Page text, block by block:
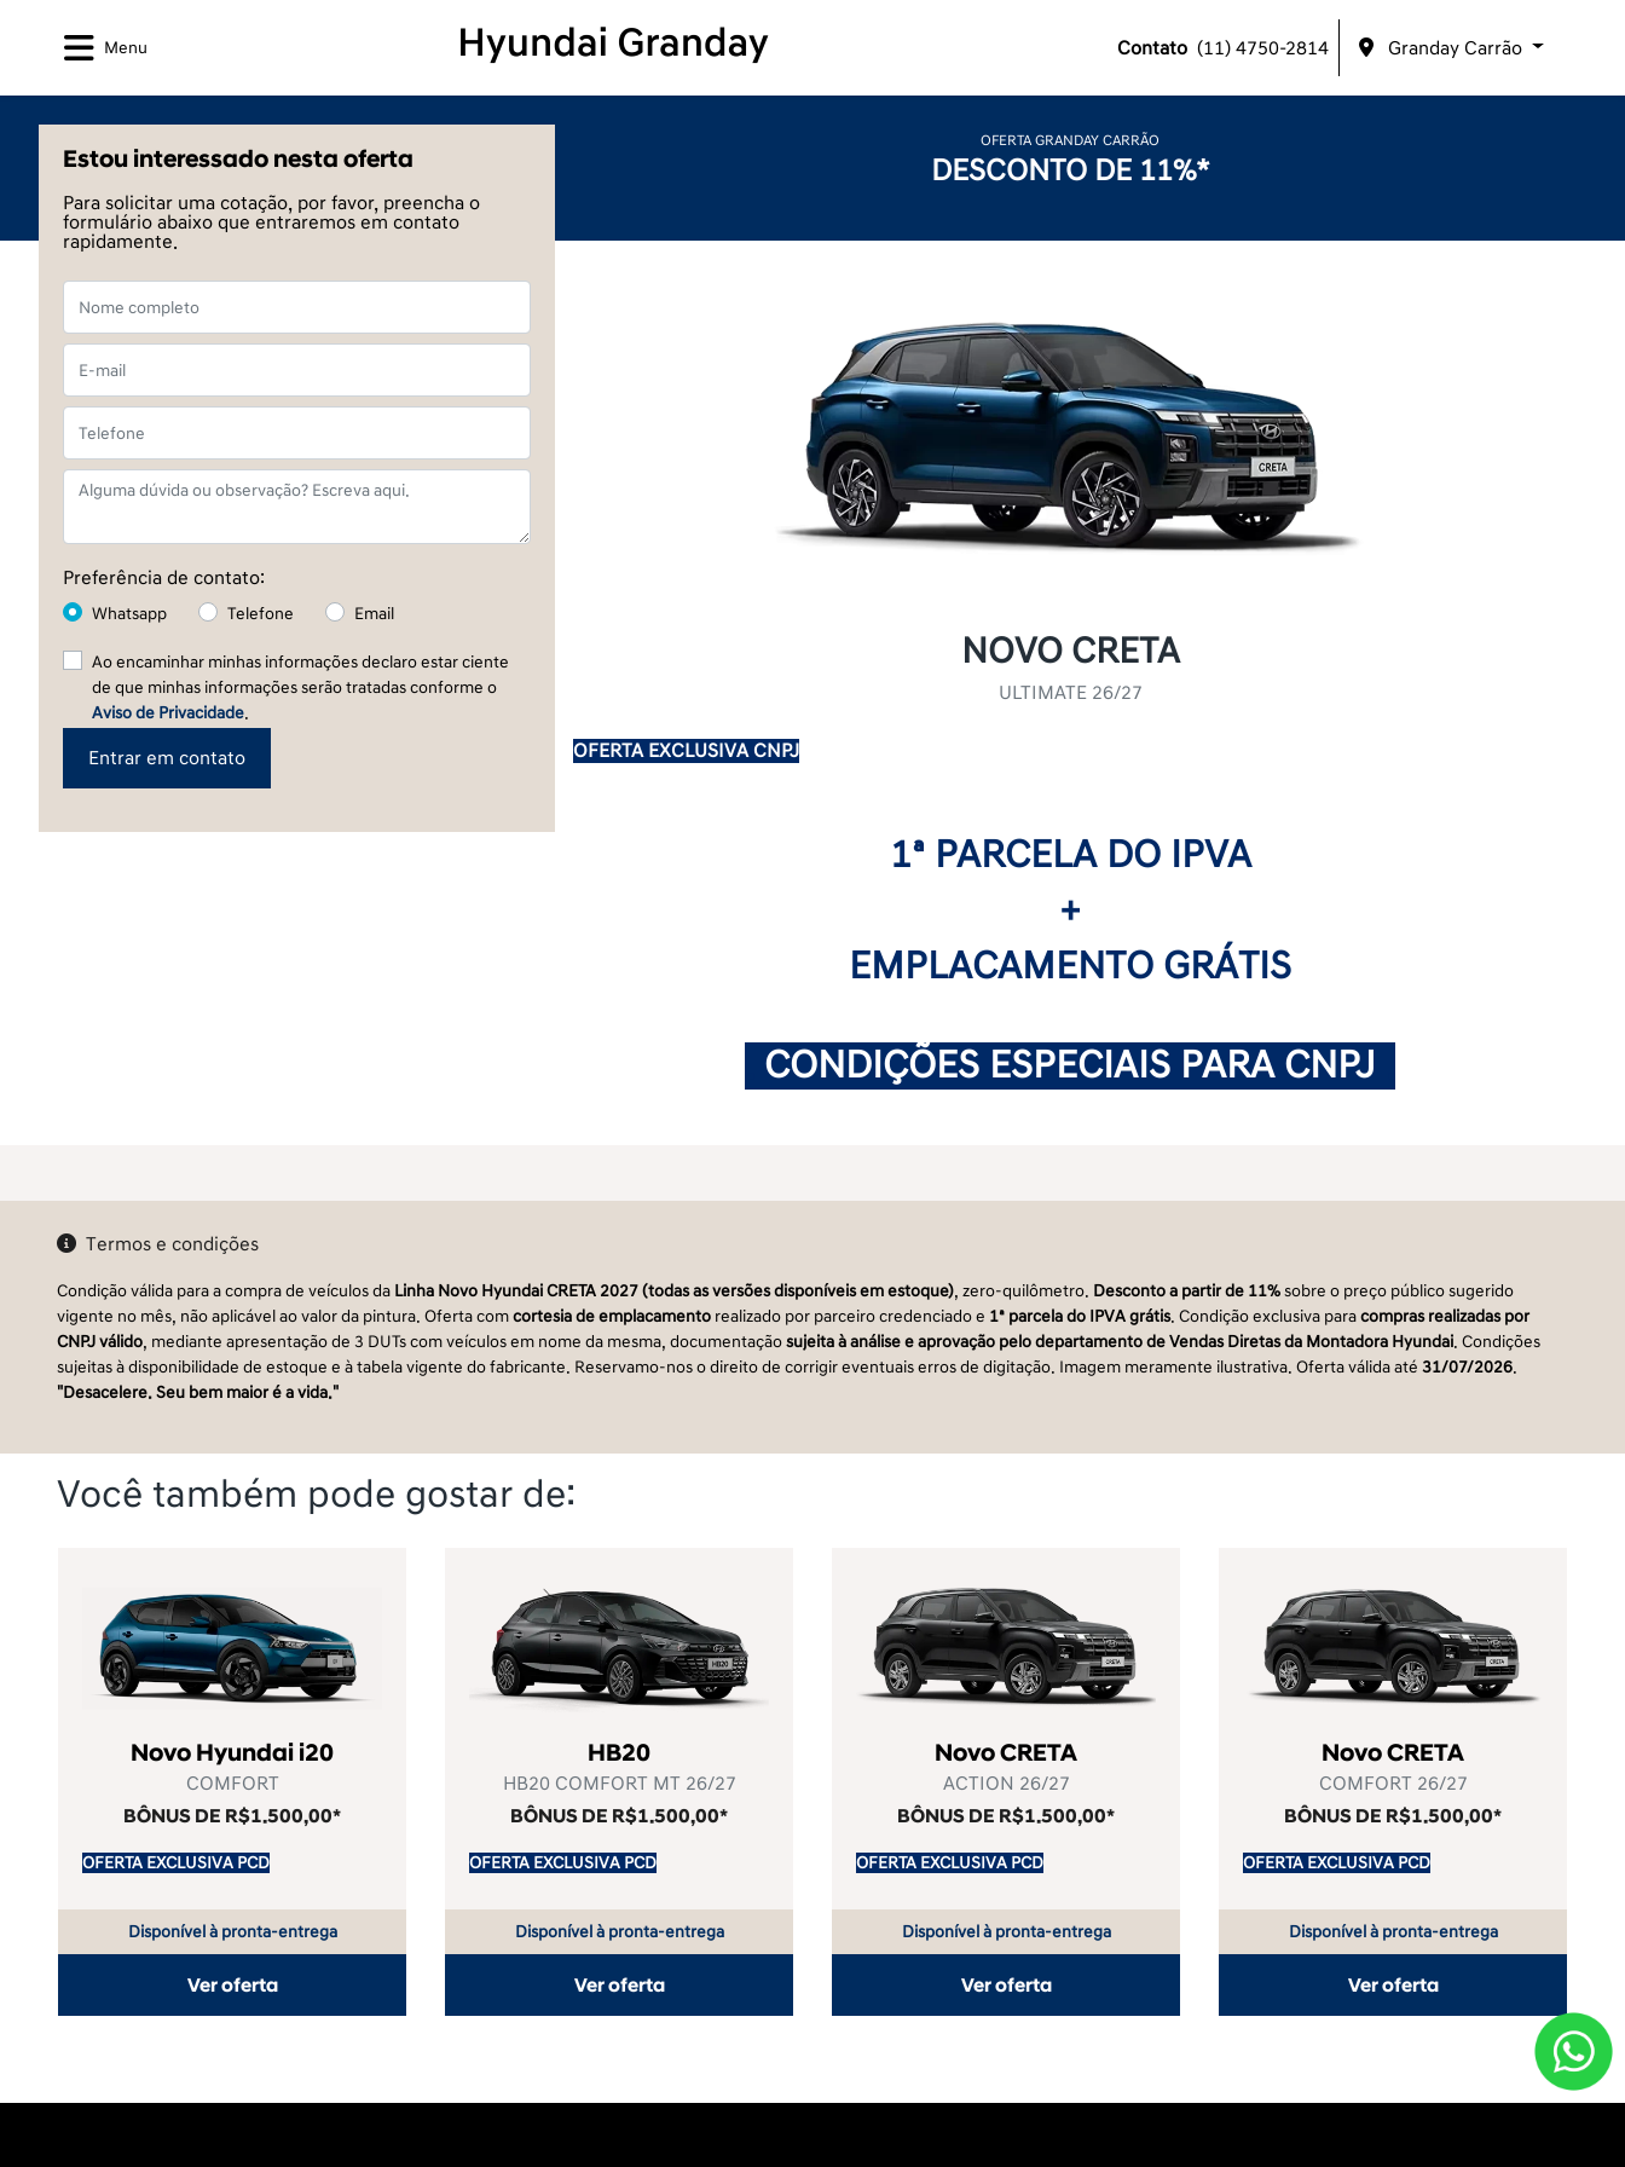
Menu Contato (11) 4750-2814 Granday Carrão
OFERTA GRANDAY CARRÃO
DESCONTO DE 11%*
NOVO CRETA
ULTIMATE 26/27
OFERTA EXCLUSIVA CNPJ
1ª PARCELA DO IPVA
+
EMPLACAMENTO GRÁTIS
CONDIÇÕES ESPECIAIS PARA CNPJ
Estou interessado nesta oferta
Para solicitar uma cotação, por favor, preencha o
formulário abaixo que entraremos em contato
rapidamente.
Preferência de contato:
Whatsapp Telefone Email
Ao encaminhar minhas informações declaro estar ciente
de que minhas informações serão tratadas conforme o
Aviso de Privacidade.
Entrar em contato
Termos e condições
Condição válida para a compra de veículos da Linha Novo Hyundai CRETA 2027 (todas as versões disponíveis em estoque), zero-quilômetro. Desconto a partir de 11%sobre o preço público sugerido
vigente no mês, não aplicável ao valor da pintura. Oferta comcortesia de emplacamento realizado por parceiro credenciado e 1ª parcela do IPVA grátis. Condição exclusiva paracompras realizadas por
CNPJ válido, mediante apresentação de 3 DUTs com veículos em nome da mesma, documentaçãosujeita à análise e aprovação pelo departamento de Vendas Diretas da Montadora Hyundai. Condições
sujeitas à disponibilidade de estoque e à tabela vigente do fabricante. Reservamo-nos o direito de corrigir eventuais erros de digitação. Imagem meramente ilustrativa. Oferta válida até 31/07/2026.
"Desacelere. Seu bem maior é a vida."
Você também pode gostar de:
Novo Hyundai i20
COMFORT
BÔNUS DE R$1.500,00*
OFERTA EXCLUSIVA PCD
Disponível à pronta-entrega
Ver oferta
HB20
HB20 COMFORT MT 26/27
BÔNUS DE R$1.500,00*
OFERTA EXCLUSIVA PCD
Disponível à pronta-entrega
Ver oferta
Novo CRETA
ACTION 26/27
BÔNUS DE R$1.500,00*
OFERTA EXCLUSIVA PCD
Disponível à pronta-entrega
Ver oferta
Novo CRETA
COMFORT 26/27
BÔNUS DE R$1.500,00*
OFERTA EXCLUSIVA PCD
Disponível à pronta-entrega
Ver oferta